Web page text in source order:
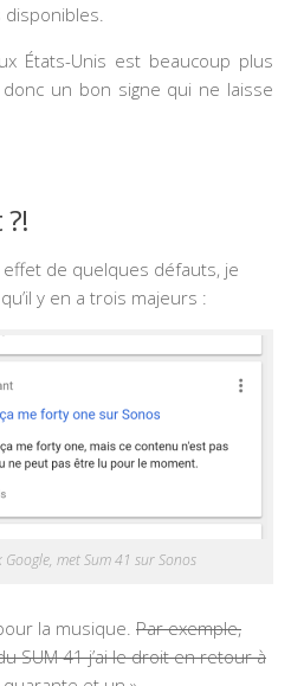
disponibles.
États-Unis est beaucoup plus
donc un bon signe qui ne laisse
de quelques défauts, je
y en a trois majeurs :
Google, met Sum 41 sur Sonos
la musique. Par exemple,
SUM 41 j’ai le droit en retour à